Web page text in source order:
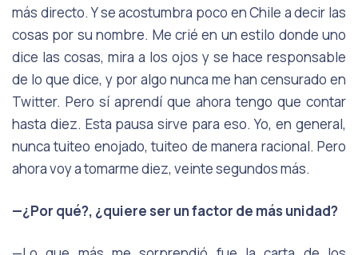
más directo. Y se acostumbra poco en Chile a decir las
cosas por su nombre. Me crié en un estilo donde uno
dice las cosas, mira a los ojos y se hace responsable
de lo que dice, y por algo nunca me han censurado en
Twitter. Pero sí aprendí que ahora tengo que contar
hasta diez. Esta pausa sirve para eso. Yo, en general,
nunca tuiteo enojado, tuiteo de manera racional. Pero
ahora voy a tomarme diez, veinte segundos más.
—¿Por qué?, ¿quiere ser un factor de más unidad?